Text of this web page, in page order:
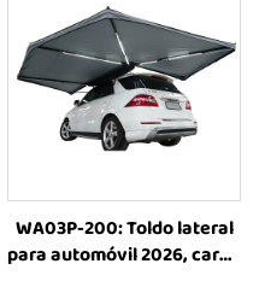
sobre el techo para
automóvil, accesorios
universales para
automóviles 4x4
WA03P-200: Toldo lateral
para automóvil 2026, carpa